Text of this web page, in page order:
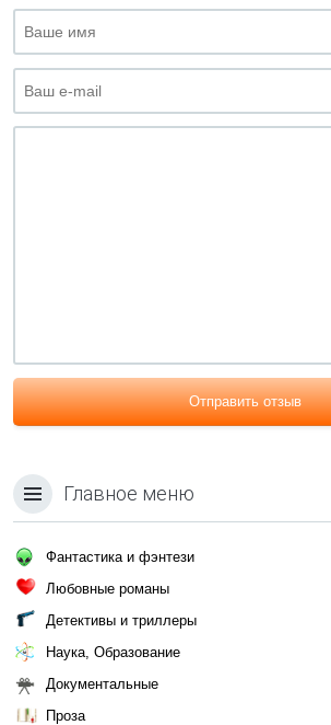
Отправить отзыв
Главное меню
Фантастика и фэнтези
Любовные романы
Детективы и триллеры
Наука, Образование
Документальные
Проза